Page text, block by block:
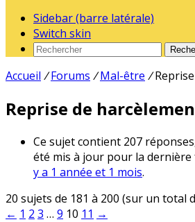
Sidebar (barre latérale)
Switch skin
Accueil / Forums / Mal-être /
Reprise de
Ce sujet contient 207
été mis à jour pour la
y a 1 année et 1 mois.
20 sujets de 181 à 200 (sur un total
← 1 2 3 … 9 10 11 →